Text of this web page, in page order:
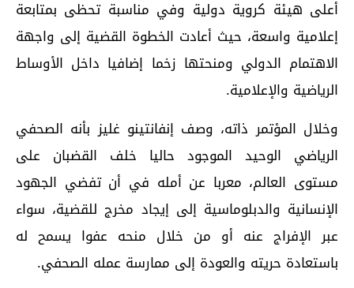
أعلى هيئة كروية دولية وفي مناسبة تحظى بمتابعة
إعلامية واسعة، حيث أعادت الخطوة القضية إلى واجهة
الاهتمام الدولي ومنحتها زخما إضافيا داخل الأوساط
الرياضية والإعلامية.
وخلال المؤتمر ذاته، وصف إنفانتينو غليز بأنه الصحفي
الرياضي الوحيد الموجود حاليا خلف القضبان على
مستوى العالم، معربا عن أمله في أن تفضي الجهود
الإنسانية والدبلوماسية إلى إيجاد مخرج للقضية، سواء
عبر الإفراج عنه أو من خلال منحه عفوا يسمح له
باستعادة حريته والعودة إلى ممارسة عمله الصحفي.